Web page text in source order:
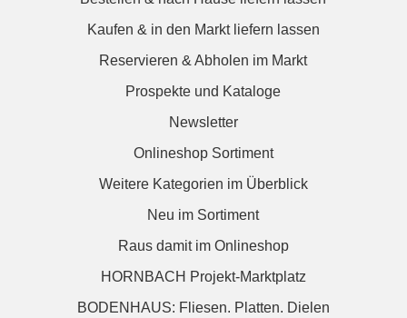
Kaufen & in den Markt liefern lassen
Reservieren & Abholen im Markt
Prospekte und Kataloge
Newsletter
Onlineshop Sortiment
Weitere Kategorien im Überblick
Neu im Sortiment
Raus damit im Onlineshop
HORNBACH Projekt-Marktplatz
BODENHAUS: Fliesen. Platten. Dielen